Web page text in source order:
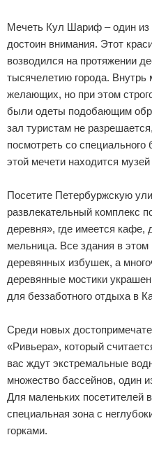
Мечеть Кул Шариф – один из
достоин внимания. Этот
возводился на протяжении
тысячелетию города. Внутрь
желающих, но при этом
были одеты подобающим
зал туристам не
посмотреть со
этой мечети находится
Посетите Петербуржскую
развлекательный комплекс
деревня», где имеется кафе,
мельница. Все здания в
деревянных избушек, а
деревянные мостики
для беззаботного отдыха в
Среди новых
«Ривьера», который
вас ждут экстремальные
множество бассейнов, один
Для маленьких посетителей
специальная зона с
горками.